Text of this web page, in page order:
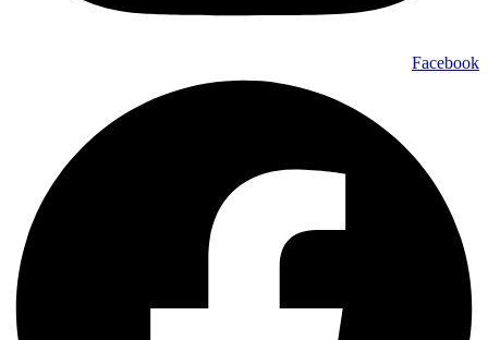
Facebook